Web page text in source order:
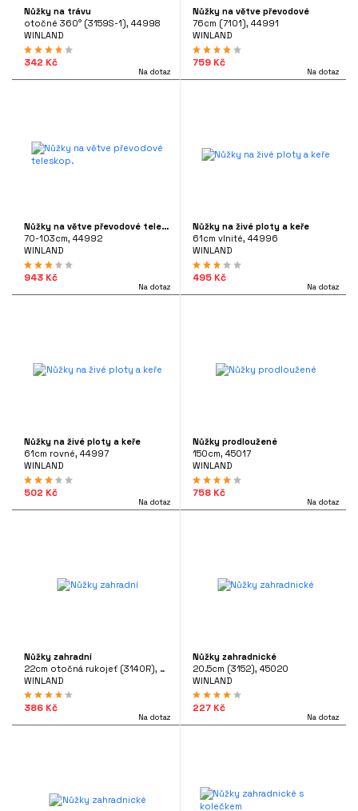
Nůžky na trávu
otočné 360° (3159S-1), 44998
WINLAND
342 Kč
Na dotaz
Nůžky na větve převodové
76cm (7101), 44991
WINLAND
759 Kč
Na dotaz
Nůžky na větve převodové teleskop.
70-103cm, 44992
WINLAND
943 Kč
Na dotaz
Nůžky na živé ploty a keře
61cm vlnité, 44996
WINLAND
495 Kč
Na dotaz
Nůžky na živé ploty a keře
61cm rovné, 44997
WINLAND
502 Kč
Na dotaz
Nůžky prodloužené
150cm, 45017
WINLAND
758 Kč
Na dotaz
Nůžky zahradní
22cm otočná rukojeť (3140R), 45096
WINLAND
386 Kč
Na dotaz
Nůžky zahradnické
20.5cm (3152), 45020
WINLAND
227 Kč
Na dotaz